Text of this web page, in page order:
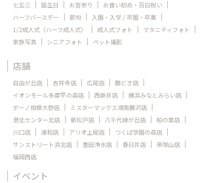
七五三 誕生日 お宮参り
お食い初め・百日祝い
ハーフバースデー
節句
入園・入学 / 卒園・卒業
1/2成人式（ハーフ成人式）
成人式フォト
マタニティフォト
家族写真
シニアフォト ペット撮影
店舗
自由が丘店 吉祥寺店 広尾店
勝どき店
イオンモール多摩平の森店
西新井店
横浜みなとみらい店
ボーノ相模大野店
ミスターマックス湘南藤沢店
港北センター北店
新松戸店 八千代緑が丘店
柏の葉店
川口店
浦和店 アリオ上尾店
つくば学園の森店
サンストリート浜北店
豊田浄水店 春日井店
帝塚山店
福岡西店
イベント